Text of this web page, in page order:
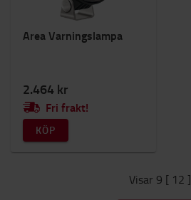
Area Varningslampa
2.464 kr
Fri frakt!
KÖP
Visar 9 [ 12 ]